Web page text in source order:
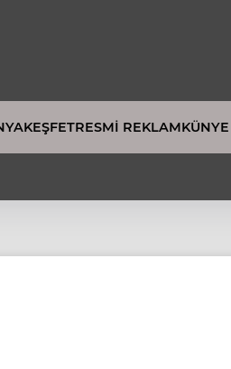
KEŞFETRESMI REKLAMKÜNYE